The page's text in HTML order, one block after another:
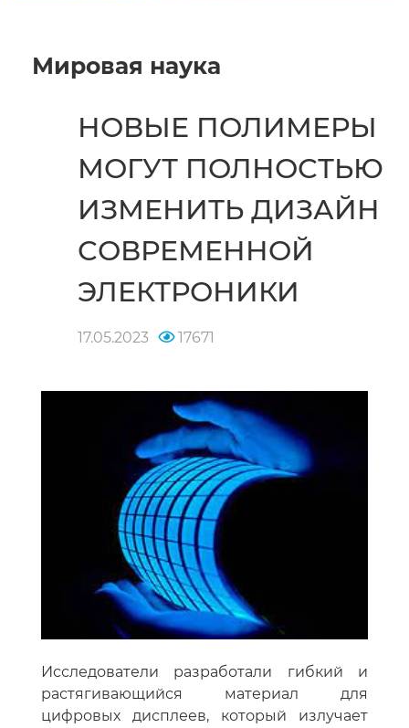
Мировая наука
НОВЫЕ ПОЛИМЕРЫ
МОГУТ ПОЛНОСТЬЮ
ИЗМЕНИТЬ ДИЗАЙН
СОВРЕМЕННОЙ
ЭЛЕКТРОНИКИ
17.05.2023 17671
Исследователи разработали гибкий и
растягивающийся материал для
цифровых дисплеев, который излучает